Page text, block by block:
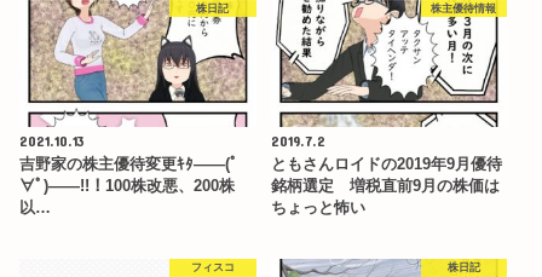
株日記
2021.10.13
吉野家の株主優待変更ｷﾀ――(ﾟ
∀ﾟ)――!!！100株改悪、200株
以…
株主優待情報
2019.7.2
ともさんロイドの2019年9月優待
銘柄選定 増税直前9月の株価は
ちょっと怖い
フィスコ 株日記